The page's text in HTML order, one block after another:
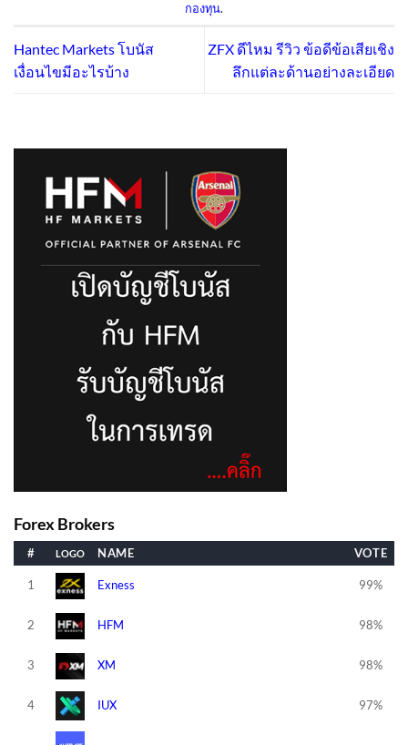
กองทุน.
Hantec Markets โบนัส
เงื่อนไขมีอะไรบ้าง
ZFX ดีไหม รีวิว ข้อดีข้อเสียเชิง
ลึกแต่ละด้านอย่างละเอียด
Forex Brokers
# NAME VOTE
1 Exness 99%
2 HFM 98%
3 XM 98%
4 IUX 97%